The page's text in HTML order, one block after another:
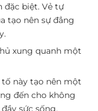
đặc biệt. Vẻ tự
tạo nên sự đẳng
xung quanh một
tố này tạo nên một
đến cho không
sức sống.